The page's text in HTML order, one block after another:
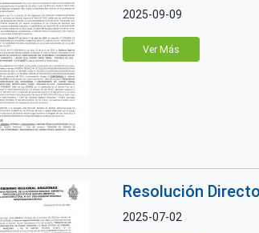
2025-09-09
Ver Más
Resolución
2025-07-02